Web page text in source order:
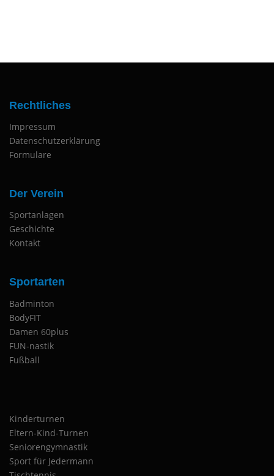
Rechtliches
Impressum
Datenschutzerklärung
Formulare
Der Verein
Sportanlagen
Geschichte
Kontakt
Sportarten
Badminton
BodyFIT
Damen 60plus
FUN-nastik
Fußball
Kinderturnen
Eltern-Kind-Turnen
Seniorengymnastik
Sport für Jedermann